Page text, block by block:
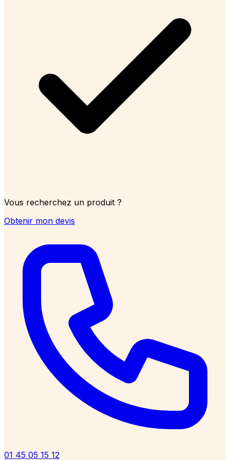
Vous recherchez un produit ?
Obtenir mon devis
01 45 05 15 12